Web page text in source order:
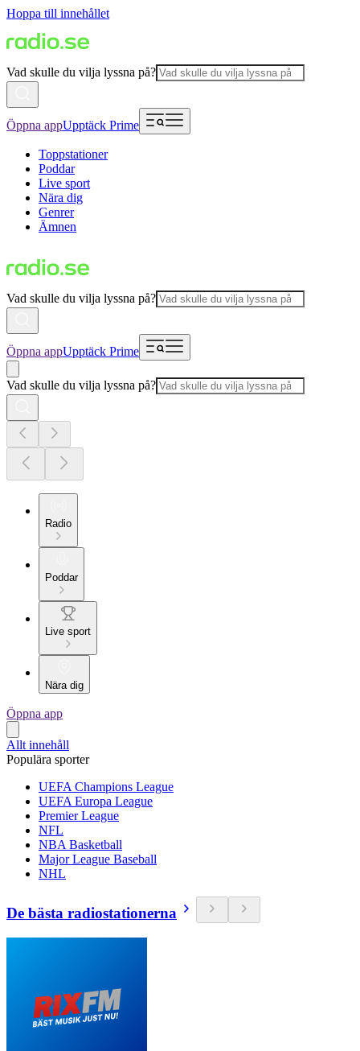
Hoppa till innehållet
Vad skulle du vilja lyssna på?
Öppna appUpptäck Prime
Toppstationer
Poddar
Live sport
Nära dig
Genrer
Ämnen
Vad skulle du vilja lyssna på?
Öppna appUpptäck Prime
Vad skulle du vilja lyssna på?
Radio
Poddar
Live sport
Nära dig
Öppna app
Allt innehåll
Populära sporter
UEFA Champions League
UEFA Europa League
Premier League
NFL
NBA Basketball
Major League Baseball
NHL
De bästa radiostationerna